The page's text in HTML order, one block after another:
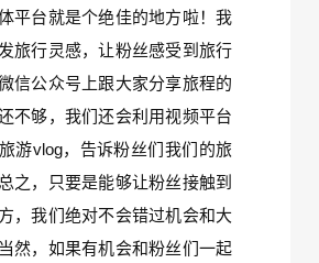
平台就是个绝佳的地方啦！我
旅行灵感，让粉丝感受到旅行
信公众号上跟大家分享旅程的
不够，我们还会利用视频平台
游vlog，告诉粉丝们我们的旅
之，只要是能够让粉丝接触到
，我们绝对不会错过机会和大
然，如果有机会和粉丝们一起